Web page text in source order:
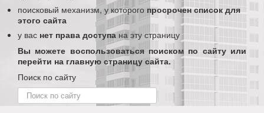
поисковый механизм, у которого просрочен список для
этого сайта
у вас нет права доступана эту страницу
Вы можете воспользоваться поиском по сайту или
перейти на главную страницу сайта.
Поиск по сайту
Поиск
по